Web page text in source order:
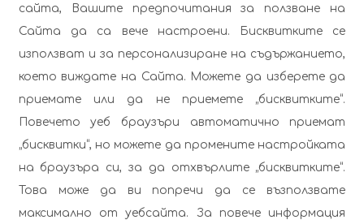
сайта, Вашите предпочитания за ползване на
Сайта да са вече настроени. Бисквитките се
използват и за персонализиране на съдържанието,
което виждате на Сайта. Можете да изберете да
приемате или да не приемете „бисквитките“.
Повечето уеб браузъри автоматично приемат
„бисквитки“, но можете да промените настройката
на браузъра си, за да отхвърлите „бисквитките“.
Това може да ви попречи да се възползвате
максимално от уебсайта. За повече информация